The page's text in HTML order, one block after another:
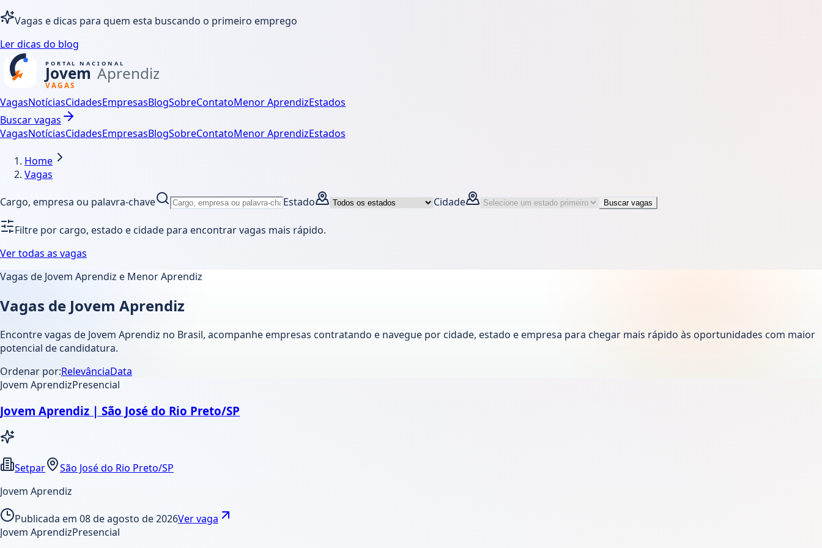
Vagas e dicas para quem esta buscando o primeiro emprego
Ler dicas do blog
VagasNotíciasCidadesEmpresasBlogSobreContatoMenor AprendizEstados
Buscar vagas
VagasNotíciasCidadesEmpresasBlogSobreContatoMenor AprendizEstados
Home
Vagas
Cargo, empresa ou palavra-chave Estado Cidade Buscar vagas
Filtre por cargo, estado e cidade para encontrar vagas mais rápido.
Ver todas as vagas
Vagas de Jovem Aprendiz e Menor Aprendiz
Vagas de Jovem Aprendiz
Encontre vagas de Jovem Aprendiz no Brasil, acompanhe empresas contratando e navegue por cidade, estado e empresa para chegar mais rápido às oportunidades com maior
potencial de candidatura.
Ordenar por:RelevânciaData
Jovem AprendizPresencial
Jovem Aprendiz | São José do Rio Preto/SP
Setpar
São José do Rio Preto/SP
Jovem Aprendiz
Publicada em 08 de agosto de 2026Ver vaga
Jovem AprendizPresencial